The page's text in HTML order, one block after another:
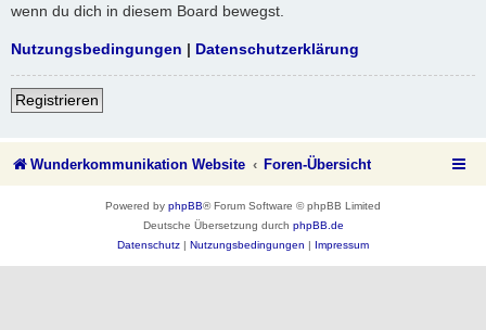
wenn du dich in diesem Board bewegst.
Nutzungsbedingungen | Datenschutzerklärung
Registrieren
Wunderkommunikation Website Foren-Übersicht
Powered by phpBB® Forum Software © phpBB Limited
Deutsche Übersetzung durch phpBB.de
Datenschutz | Nutzungsbedingungen | Impressum